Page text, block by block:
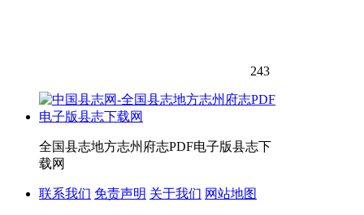
243
全国县志地方志州府志PDF电子版县志下
载网
联系我们 免责声明 关于我们 网站地图